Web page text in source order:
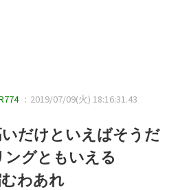
：2019/07/09(火) 18:16:31.43
だけといえばそうだ
グともいえる
わあれ